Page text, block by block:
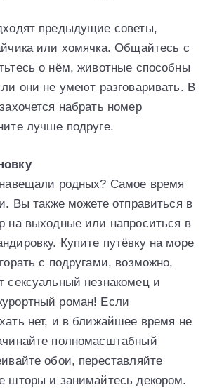
предыдущие советы,
или хомячка. Общайтесь с
о нём, животные способны
они не умеют разговаривать. В
набрать номер
лучше подруге.
родных? Самое время
Вы также можете отправиться в
на выходные или напроситься в
Купите путёвку на море
с подругами, возможно,
сексуальный незнакомец и
роман! Если
нет, и в ближайшее время не
полномасштабный
обои, переставляйте
шторы и занимайтесь декором.